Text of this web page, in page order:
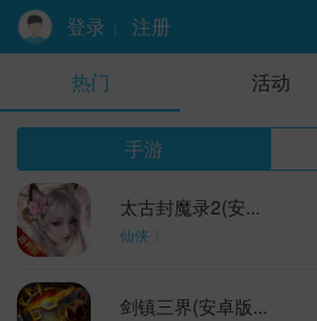
登录 | 注册
热门 活动
手游
太古封魔录2(安...
仙侠
剑镇三界(安卓版...